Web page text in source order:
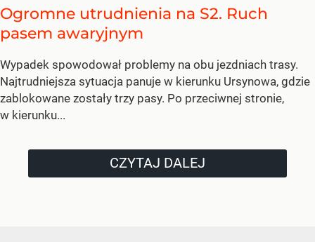
Ogromne utrudnienia na S2. Ruch
pasem awaryjnym
Wypadek spowodował problemy na obu jezdniach trasy.
Najtrudniejsza sytuacja panuje w kierunku Ursynowa, gdzie
zablokowane zostały trzy pasy. Po przeciwnej stronie,
w kierunku...
CZYTAJ DALEJ